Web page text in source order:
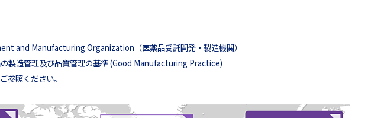
and Manufacturing Organization（医薬品受託開発・製造機関）
製造管理及び品質管理の基準 (Good Manufacturing Practice)
参照ください。